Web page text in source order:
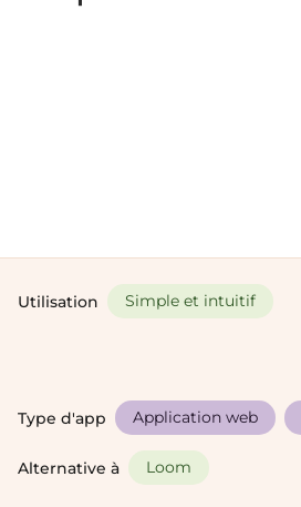
Utilisation Simple et intuitif
Type d'app Application web
Alternative à Loom